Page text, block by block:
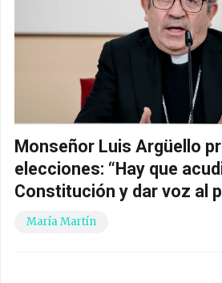
Monseñor Luis Argüello
elecciones: “Hay que
Constitución y dar voz al
María Martín